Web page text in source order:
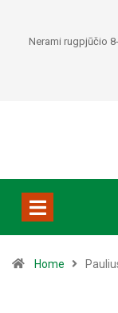
Nerami rugpjūčio
Home